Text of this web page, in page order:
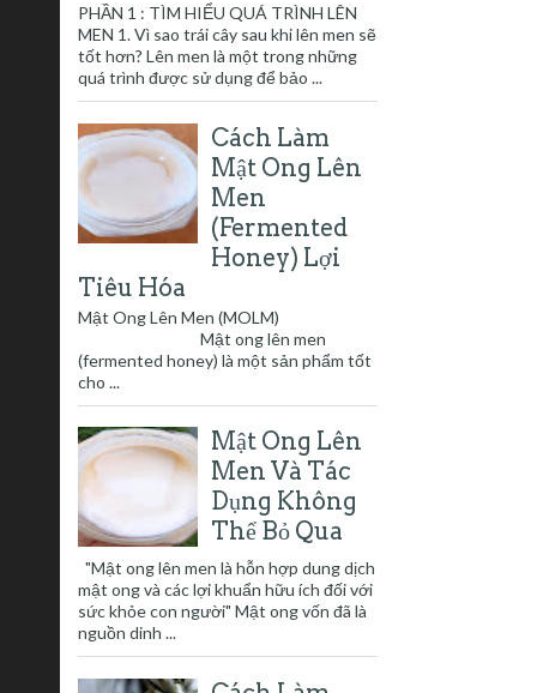
PHẦN 1 : TÌM HIỂU QUÁ TRÌNH LÊN
MEN 1. Vì sao trái cây sau khi lên men sẽ
tốt hơn? Lên men là một trong những
quá trình được sử dụng để bảo ...
Cách Làm
Mật Ong Lên
Men
(Fermented
Honey) Lợi
Tiêu Hóa
Mật Ong Lên Men (MOLM)
Mật ong lên men
(fermented honey) là một sản phẩm tốt
cho ...
Mật Ong Lên
Men Và Tác
Dụng Không
Thể Bỏ Qua
"Mật ong lên men là hỗn hợp dung dịch
mật ong và các lợi khuẩn hữu ích đối với
sức khỏe con người" Mật ong vốn đã là
nguồn dinh ...